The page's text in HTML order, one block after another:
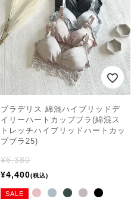
ブラデリス 綿混ハイブリッドデ
イリーハートカップブラ(綿混ス
トレッチハイブリッドハートカッ
プブラ25)
¥6,380
¥4,400 税込
SALE